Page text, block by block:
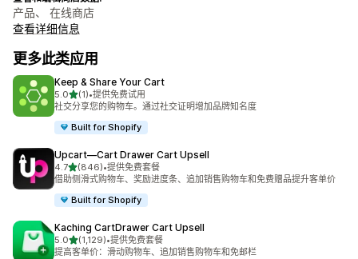
产品、 在线商店
查看详细信息
更多此类应用
Keep & Share Your Cart
5.0星（满分 5 星）
(1)
总共 1 条评论
•提供免费试用
社交分享您的购物车。通过社交证明增加品牌知名度
Built for Shopify
Upcart—Cart Drawer Cart Upsell
4.7星（满分 5 星）
(846)
总共 846 条评论
•提供免费套餐
借助侧滑式购物车、奖励进度条、追加销售购物车和免费赠品提升客单价
Built for Shopify
Kaching CartDrawer Cart Upsell
5.0星（满分 5 星）
(1,129)
总共 1129 条评论
•提供免费套餐
提高客单价：滑动购物车、追加销售购物车和免邮栏